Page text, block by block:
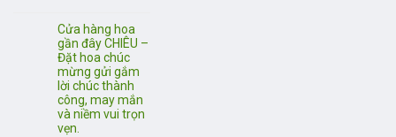
Cửa hàng hoa
gần đây CHIÊU –
Đặt hoa chúc
mừng gửi gắm
lời chúc thành
công, may mắn
và niềm vui trọn
vẹn.